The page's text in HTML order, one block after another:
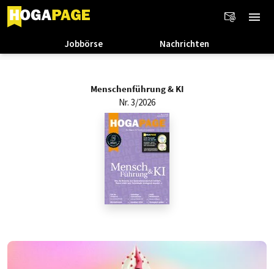
Jobbörse Nachrichten
Menschenführung & KI
Nr. 3/2026